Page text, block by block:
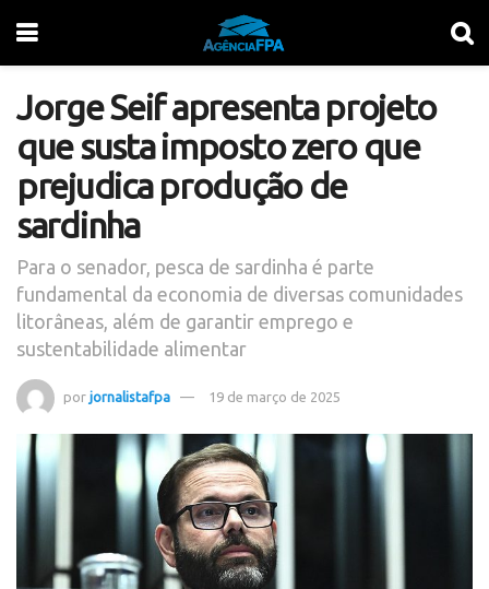
Jorge Seif apresenta projeto
que susta imposto zero que
prejudica produção de
sardinha
Para o senador, pesca de sardinha é parte
fundamental da economia de diversas comunidades
litorâneas, além de garantir emprego e
sustentabilidade alimentar
por jornalistafpa 19 de março de 2025